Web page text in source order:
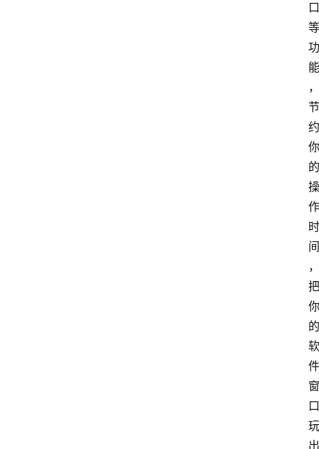
口
等
功
能
，
节
约
你
的
操
作
时
间
，
把
你
的
软
件
窗
口
玩
出